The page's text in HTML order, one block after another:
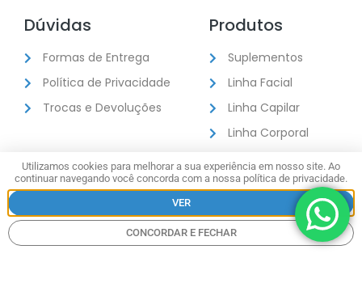
Dúvidas
Formas de Entrega
Política de Privacidade
Trocas e Devoluções
Produtos
Suplementos
Linha Facial
Linha Capilar
Linha Corporal
Kits
BellBrasil Com. De Cosméticos e Comp. Alim. Ltda.CNPJ
Utilizamos cookies para melhorar a sua experiência em nosso site. Ao
continuar navegando você concorda com a nossa política de privacidade.
VER
CONCORDAR E FECHAR